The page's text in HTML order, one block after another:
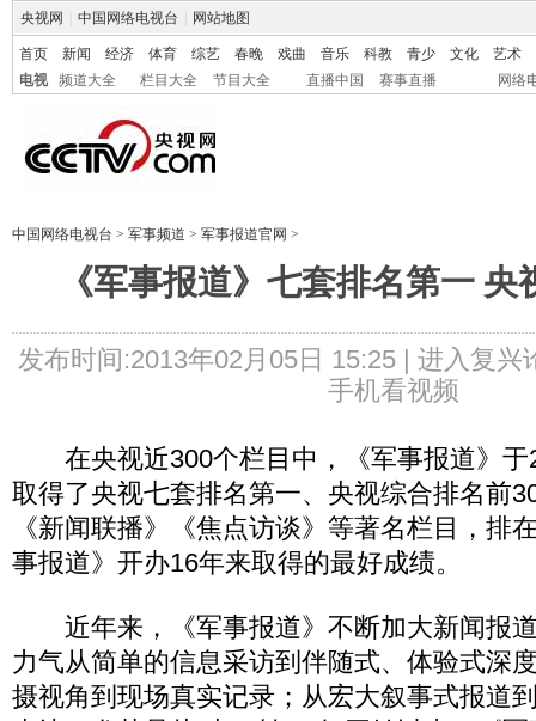
央视网 中国网络电视台 网站地图
首页 新闻 经济 体育 综艺 春晚 戏曲 音乐 科教 青少 文化
艺术
电视
频道大全 栏目大全 节目大全 直播中国 赛事直播 网络
中国网络电视台 > 军事频道 > 军事报道官网 >
《军事报道》七套排名第一 央
发布时间:2013年02月05日 15:25 | 进入复兴
手机看视频
在央视近300个栏目中，《军事报道》于
取得了央视七套排名第一、央视综合排名前
《新闻联播》《焦点访谈》等著名栏目，排
事报道》开办16年来取得的最好成绩。
近年来，《军事报道》不断加大新闻报
力气从简单的信息采访到伴随式、体验式深
摄视角到现场真实记录；从宏大叙事式报道